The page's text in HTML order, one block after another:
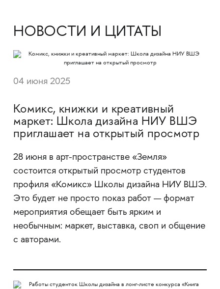
НОВОСТИ И ЦИТАТЫ
04 июня 2025
Комикс, книжки и креативный
маркет: Школа дизайна НИУ ВШЭ
приглашает на открытый просмотр
28 июня в арт-пространстве «Земля»
состоится открытый просмотр студентов
профиля «Комикс» Школы дизайна НИУ ВШЭ.
Это будет не просто показ работ — формат
мероприятия обещает быть ярким и
необычным: маркет, выставка, своп и общение
с авторами.